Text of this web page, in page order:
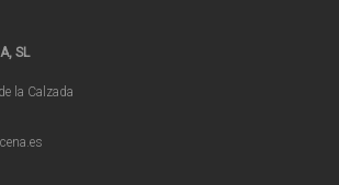
SL
la Calzada